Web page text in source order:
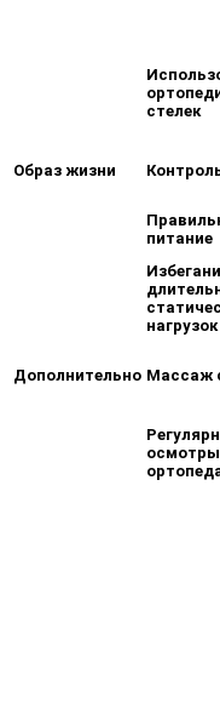
стелек
Образ жизни
питание
нагрузок
Дополнительно Массаж
осмотры